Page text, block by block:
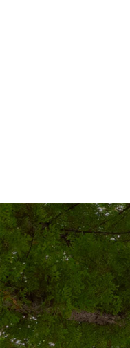
Z
á
p
a
t
í